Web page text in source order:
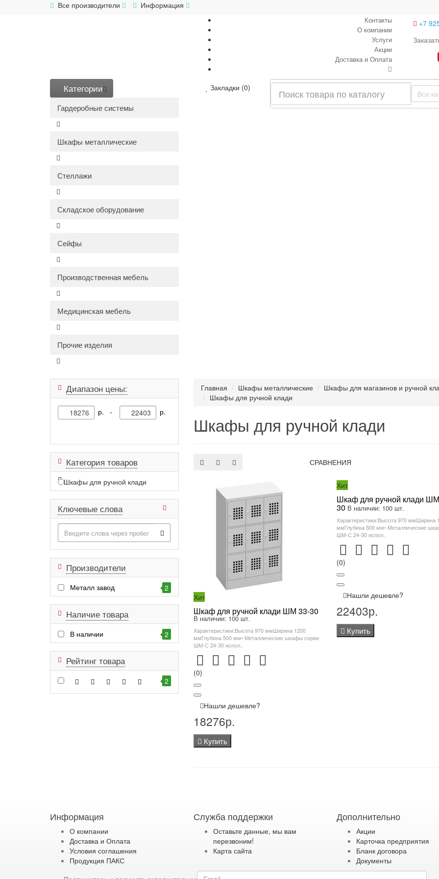
Все производители Информация
Контакты
О компании
Услуги
Акции
Доставка и Оплата
+7
Категории
Гардеробные системы
Шкафы металлические
Стеллажи
Складское оборудование
Сейфы
Производственная мебель
Медицинская мебель
Прочие изделия
Закладки (0)
Все
Диапазон цены:
р. - р.
Категория товаров
Шкафы для ручной клади
Ключевые слова
Производители
Металл завод 2
Наличие товара
В наличии 2
Рейтинг товара
2
Главная Шкафы металлические
Шкафы для магазинов и ручной
Шкафы для ручной клади
Шкафы для ручной клади
СРАВНЕНИЯ
Хит
Шкаф для ручной клади ШМ 33-30
В наличии: 100 шт.
Характеристики:Высота 970 ммШирина 1200
ммГлубина 500 мм• Металлические шкафы серии
ШМ-С 24-30 испол..
(0)
Нашли дешевле?
18276р.
Купить
Хит
Шкаф для ручной клади
30 В наличии: 100 шт.
Характеристики:Высота 970 ммШирина
ммГлубина 500 мм• Металлические
ШМ-С 24-30 испол..
(0)
Нашли дешевле?
22403р.
Купить
Информация
О компании
Доставка и Оплата
Условия соглашения
Продукция ПАКС
Служба поддержки
Оставьте данные, мы вам
перезвоним!
Карта сайта
Дополнительно
Акции
Карточка предприятия
Бланк договора
Документы